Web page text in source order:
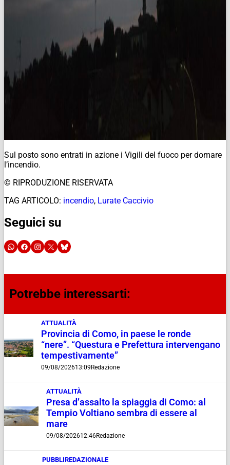
Sul posto sono entrati in azione i Vigili del fuoco per domare
l’incendio.
© RIPRODUZIONE RISERVATA
TAG ARTICOLO: incendio, Lurate Caccivio
Seguici su
Potrebbe interessarti:
ATTUALITÀ
Provincia di Como, in paese le ronde
“nere”. “Questura e Prefettura intervengano
tempestivamente”
09/08/202613:09 Redazione
ATTUALITÀ
Presa d’assalto la spiaggia di Como: al
Tempio Voltiano sembra di essere al
mare
09/08/202612:46Redazione
PUBBLIREDAZIONALE